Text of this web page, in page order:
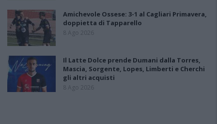
Amichevole Ossese: 3-1 al Cagliari Primavera,
doppietta di Tapparello
8 Ago 2026
Il Latte Dolce prende Dumani dalla Torres,
Mascia, Sorgente, Lopes, Limberti e Cherchi
gli altri acquisti
8 Ago 2026